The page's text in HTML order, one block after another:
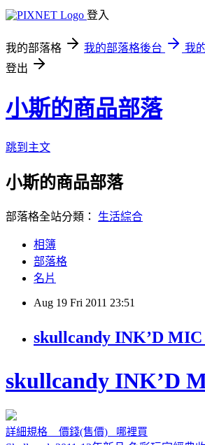
登入
我的部落格 我的部落格後台
我
登出
小斯的商品部落
跳到主文
小斯的商品部落
部落格全站分類： 生活綜合
相簿
部落格
名片
Aug 19 Fri 2011 23:51
skullcandy INK’D
skullcandy INK’D
詳細規格 價錢(售價) 哪裡買